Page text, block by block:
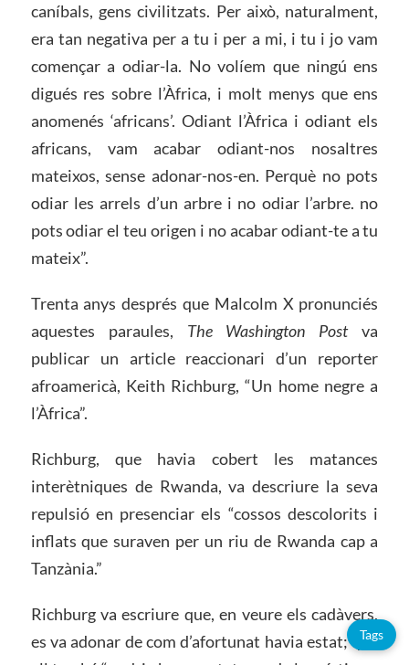
caníbals, gens civilitzats. Per això, naturalment,
era tan negativa per a tu i per a mi, i tu i jo vam
començar a odiar-la. No volíem que ningú ens
digués res sobre l’Àfrica, i molt menys que ens
anomenés ‘africans’. Odiant l’Àfrica i odiant els
africans, vam acabar odiant-nos nosaltres
mateixos, sense adonar-nos-en. Perquè no pots
odiar les arrels d’un arbre i no odiar l’arbre. no
pots odiar el teu origen i no acabar odiant-te a tu
mateix”.
Trenta anys després que Malcolm X pronunciés
aquestes paraules, The Washington Postva
publicar un article reaccionari d’un reporter
afroamericà, Keith Richburg, “Un home negre a
l’Àfrica”.
Richburg, que havia cobert les matances
interètniques de Rwanda, va descriure la seva
repulsió en presenciar els “cossos descolorits i
inflats que suraven per un riu de Rwanda cap a
Tanzània.”
Richburg va escriure que, en veure els cadàvers,
es va adonar de com d’afortunat havia estat; que
Tags